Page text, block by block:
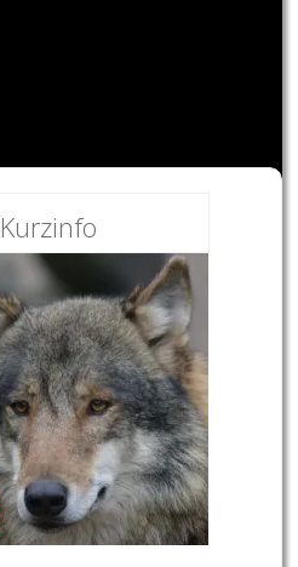
Kurzinfo